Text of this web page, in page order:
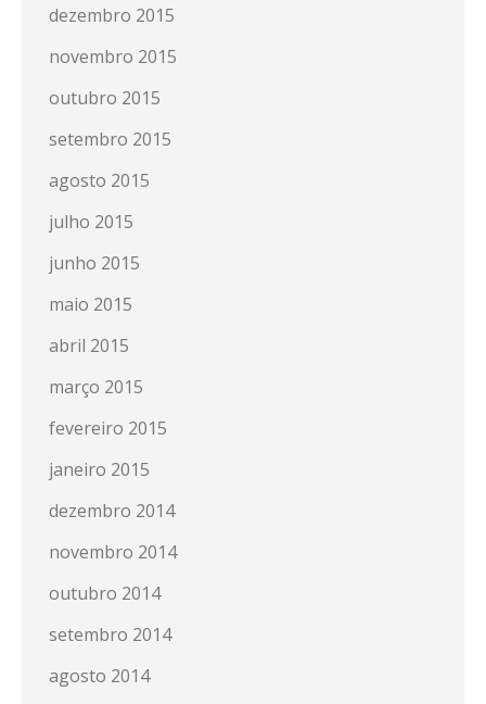
dezembro 2015
novembro 2015
outubro 2015
setembro 2015
agosto 2015
julho 2015
junho 2015
maio 2015
abril 2015
março 2015
fevereiro 2015
janeiro 2015
dezembro 2014
novembro 2014
outubro 2014
setembro 2014
agosto 2014